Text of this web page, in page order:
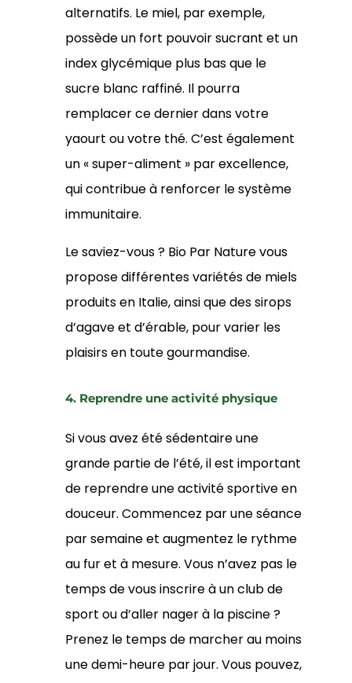
alternatifs. Le miel, par exemple,
possède un fort pouvoir sucrant et un
index glycémique plus bas que le
sucre blanc raffiné. Il pourra
remplacer ce dernier dans votre
yaourt ou votre thé. C’est également
un « super-aliment » par excellence,
qui contribue à renforcer le système
immunitaire.
Le saviez-vous ? Bio Par Nature vous
propose différentes variétés de miels
produits en Italie, ainsi que des sirops
d’agave et d’érable, pour varier les
plaisirs en toute gourmandise.
4. Reprendre une activité physique
Si vous avez été sédentaire une
grande partie de l’été, il est important
de reprendre une activité sportive en
douceur. Commencez par une séance
par semaine et augmentez le rythme
au fur et à mesure. Vous n’avez pas le
temps de vous inscrire à un club de
sport ou d’aller nager à la piscine ?
Prenez le temps de marcher au moins
une demi-heure par jour. Vous pouvez,